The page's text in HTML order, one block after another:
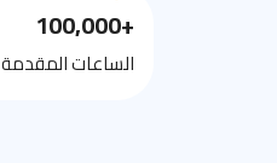
+100,000
الساعات المقدمة